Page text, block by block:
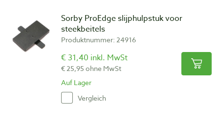
Sorby ProEdge slijphulpstuk voor
steekbeitels
Produktnummer: 24916
€ 31,40 inkl. MwSt
€ 25,95 ohne MwSt
Auf Lager
Vergleich